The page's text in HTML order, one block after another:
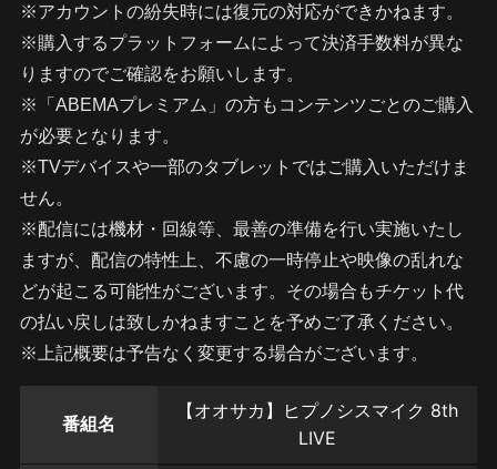
※アカウントの紛失時には復元の対応ができかねます。
※購入するプラットフォームによって決済手数料が異な
りますのでご確認をお願いします。
※「ABEMAプレミアム」の方もコンテンツごとのご購入
が必要となります。
※TVデバイスや一部のタブレットではご購入いただけま
せん。
※配信には機材・回線等、最善の準備を行い実施いたし
ますが、配信の特性上、不慮の一時停止や映像の乱れな
どが起こる可能性がございます。その場合もチケット代
の払い戻しは致しかねますことを予めご了承ください。
※上記概要は予告なく変更する場合がございます。